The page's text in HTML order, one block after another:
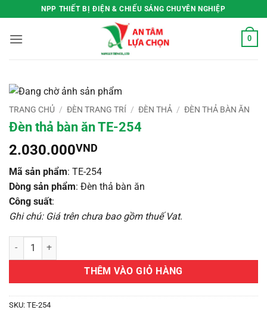
qua
nội
NPP THIẾT BỊ ĐIỆN & CHIẾU SÁNG CHUYÊN NGHIỆP
0
TRANG CHỦ / ĐÈN TRANG TRÍ / ĐÈN THẢ / ĐÈN THẢ BÀN ĂN
Đèn thả bàn ăn TE-254
2.030.000VND
Mã sản phẩm: TE-254
Dòng sản phẩm: Đèn thả bàn ăn
Công suất:
Ghi chú: Giá trên chưa bao gồm thuế Vat.
Đèn thả bàn ăn TE-254 số lượng
THÊM VÀO GIỎ HÀNG
SKU: TE-254